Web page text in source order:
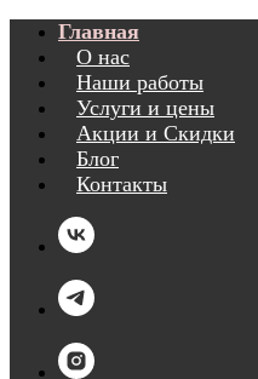
Главная
О нас
Наши работы
Услуги и цены
Акции и Скидки
Блог
Контакты